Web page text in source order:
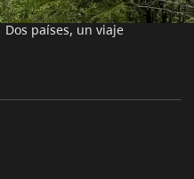
Consejos Prácticos
Dos países, un viaje